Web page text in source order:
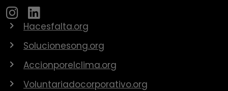
Hacesfalta.org
Solucionesong.org
Accionporelclima.org
Voluntariadocorporativo.org